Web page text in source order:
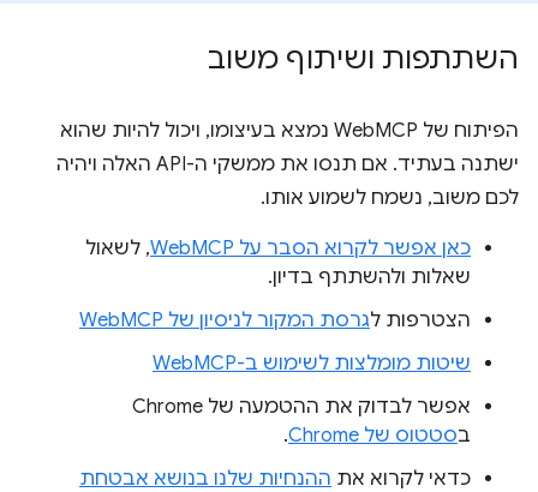
השתתפות ושיתוף משוב
הפיתוח של WebMCP נמצא בעיצומו, ויכול להיות שהוא
ישתנה בעתיד. אם תנסו את ממשקי ה-API האלה ויהיה
לכם משוב, נשמח לשמוע אותו.
כאן אפשר לקרוא הסבר על WebMCP
, לשאול
שאלות ולהשתתף בדיון.
הצטרפות לגרסת המקור לניסיון של WebMCP
שיטות מומלצות לשימוש ב-WebMCP
אפשר לבדוק את ההטמעה של Chrome
בסטטוס של Chrome
.
כדאי לקרוא את ההנחיות שלנו בנושא אבטחת